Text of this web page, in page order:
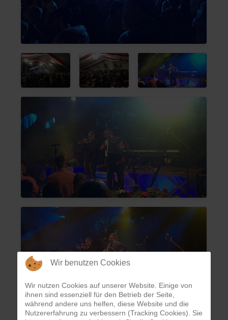
Wir benutzen Cookies
Wir nutzen Cookies auf unserer Website. Einige von
ihnen sind essenziell für den Betrieb der Seite,
während andere uns helfen, diese Website und die
Nutzererfahrung zu verbessern (Tracking Cookies). Sie